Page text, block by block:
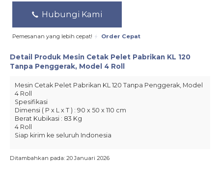
Hubungi Kami
Pemesanan yang lebih cepat! Order Cepat
Detail Produk Mesin Cetak Pelet Pabrikan KL 120
Tanpa Penggerak, Model 4 Roll
Mesin Cetak Pelet Pabrikan KL 120 Tanpa Penggerak, Model
4 Roll
Spesifikasi
Dimensi ( P x L x T ) : 90 x 50 x 110 cm
Berat Kubikasi : 83 Kg
4 Roll
Siap kirim ke seluruh Indonesia
Ditambahkan pada: 20 Januari 2026